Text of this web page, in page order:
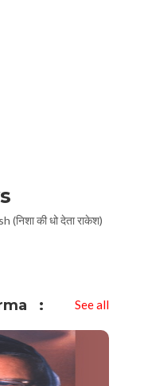
की धो देता राकेश)
See all